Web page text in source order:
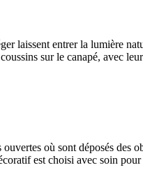
laissent entrer la lumière
sur le canapé, avec
où sont déposés des
est choisi avec soin